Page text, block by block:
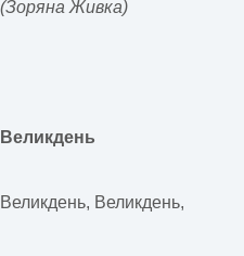
(Зоряна Живка)
Великдень
Великдень, Великдень,